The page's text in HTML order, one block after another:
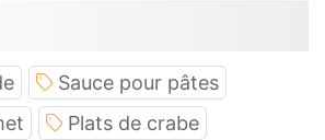
Sauce pour pâtes
Plats de crabe